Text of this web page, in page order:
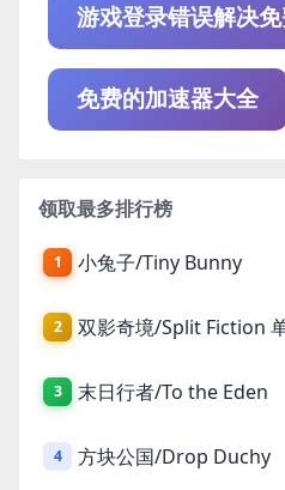
游戏登录错误解决
免费的加速器大全
领取最多排行榜
1 小兔子/Tiny Bunny
2 双
3 末日行者/To the Eden
4 方块公国/Drop Duchy